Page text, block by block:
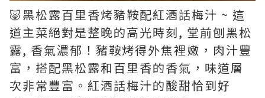
🐷黑松露百里香烤豬鞍配紅酒話梅汁 ~ 這
道主菜絕對是整晚的高光時刻, 堂前刨黑松
露, 香氣濃郁！豬鞍烤得外焦裡嫩，肉汁豐
富，搭配黑松露和百里香的香氣，味道層
次非常豐富。紅酒話梅汁的酸甜恰到好